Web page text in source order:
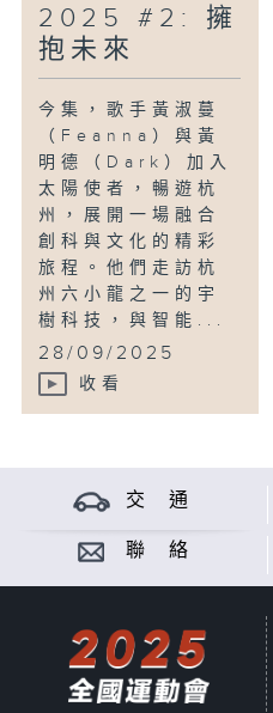
2025 #2: 擁
抱未來
今集，歌手黃淑蔓
（Feanna）與黃
明德（Dark）加入
太陽使者，暢遊杭
州，展開一場融合
創科與文化的精彩
旅程。他們走訪杭
州六小龍之一的宇
樹科技，與智能...
28/09/2025
收看
交 通
聯 絡